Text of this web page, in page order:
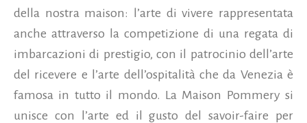
della nostra maison: l’arte di vivere rappresentata
anche attraverso la competizione di una regata di
imbarcazioni di prestigio, con il patrocinio dell’arte
del ricevere e l’arte dell’ospitalità che da Venezia è
famosa in tutto il mondo. La Maison Pommery si
unisce con l’arte ed il gusto del savoir-faire per